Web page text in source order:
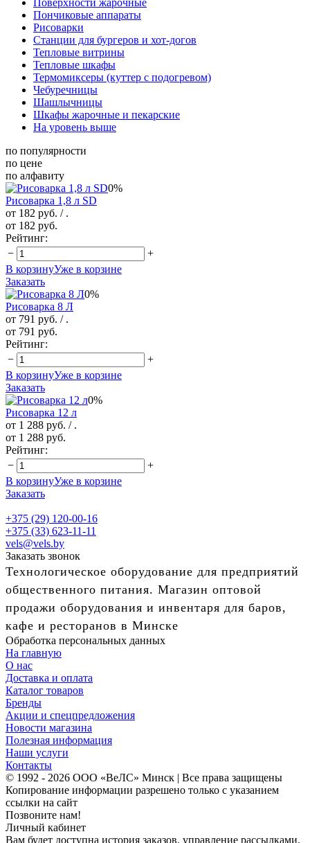
Пончиковые аппараты
Рисоварки
Станции для бургеров и хот-догов
Тепловые витрины
Тепловые шкафы
Термомиксеры (куттер с подогревом)
Чебуречницы
Шашлычницы
Шкафы жарочные и пекарские
На уровень выше
по популярности
по цене
по алфавиту
0%
Рисоварка 1,8 л SD
от 182 руб. / .
от 182 руб.
Рейтинг:
−
+
В корзинуУже в корзине
Заказать
0%
Рисоварка 8 Л
от 791 руб. / .
от 791 руб.
Рейтинг:
−
+
В корзинуУже в корзине
Заказать
0%
Рисоварка 12 л
от 1 288 руб. / .
от 1 288 руб.
Рейтинг:
−
+
В корзинуУже в корзине
Заказать
+375 (29) 120-00-16
+375 (33) 623-11-11
vels@vels.by
Заказать звонок
Технологическое оборудование для предприятий
общественного питания. Магазин оптовой
продажи оборудования и инвентаря для баров,
кафе и ресторанов в Минске
Обработка персональных данных
На главную
О нас
Доставка и оплата
Каталог товаров
Бренды
Акции и спецпредложения
Новости магазина
Полезная информация
Наши услуги
Контакты
© 1992 - 2026 ООО «ВеЛС» Минск | Все права защищены
Копирование информации разрешено только с указанием
ссылки на сайт
Позвоните нам!
Личный кабинет
Вам будет доступна история заказов, управление рассылками,